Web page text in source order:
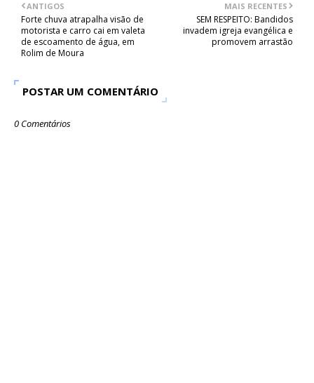
MAIS RECENTES
SEM RESPEITO: Bandidos
invadem igreja evangélica e
promovem arrastão
ANTIGOS
Forte chuva atrapalha visão de
motorista e carro cai em valeta
de escoamento de água, em
Rolim de Moura
POSTAR UM COMENTÁRIO
0 Comentários